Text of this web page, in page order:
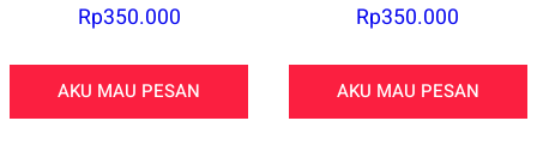
Rp350.000
AKU MAU PESAN
Rp350.000
AKU MAU PESAN